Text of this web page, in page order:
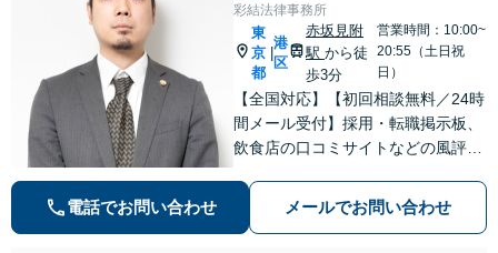
彩結法律事務所
東
京
都
港
区
赤坂見附
駅 から徒
歩3分
営業時間：10:00~
20:55（土日祝
日）
【全国対応】【初回相談無料／24時
間メール受付】採用・転職掲示板、
飲食店の口コミサイトなどの風評被
の種類を問わず相談可。可能な限り
早期対応で駆けつけサポート【労
電話でお問い合わせ メールでお問い合わせ